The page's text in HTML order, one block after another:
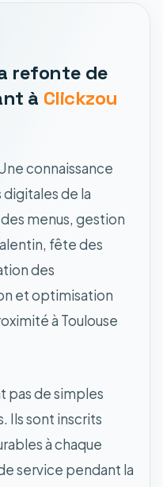
refonte de
à Clickzou
connaissance
de la
menus, gestion
fête des
des
et optimisation
à Toulouse
pas de simples
Ils sont inscrits
à chaque
service pendant la